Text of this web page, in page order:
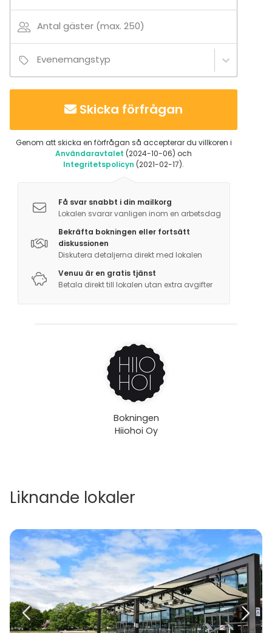
Antal gäster (max. 250)
Evenemangstyp
Skicka förfrågan
Genom att skicka en förfrågan så accepterar du villkoren i
Användaravtalet (2024-10-06) och
Integritetspolicyn (2021-02-17).
Få svar snabbt i din mailkorg
Lokalen svarar vanligen inom en arbetsdag
Bekräfta bokningen eller fortsätt
diskussionen
Diskutera detaljerna direkt med lokalen
Venuu är en gratis tjänst
Betala direkt till lokalen utan extra avgifter
Bokningen
Hiiohoi Oy
Liknande lokaler